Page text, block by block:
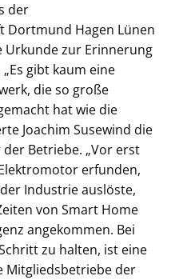
der
Dortmund Hagen Lünen
Urkunde zur Erinnerung
gibt kaum eine
die so große
hat wie die
Joachim Susewind die
Betriebe. „Vor erst
erfunden,
Industrie auslöste,
von Smart Home
angekommen. Bei
zu halten, ist eine
Mitgliedsbetriebe der